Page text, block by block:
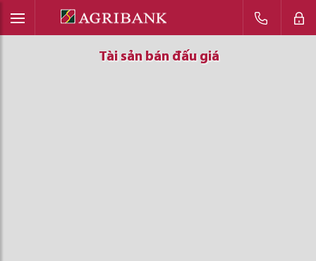
Tài sản bán đấu giá
Tài sản bán đấu giá
Tài sản bán đấu giá